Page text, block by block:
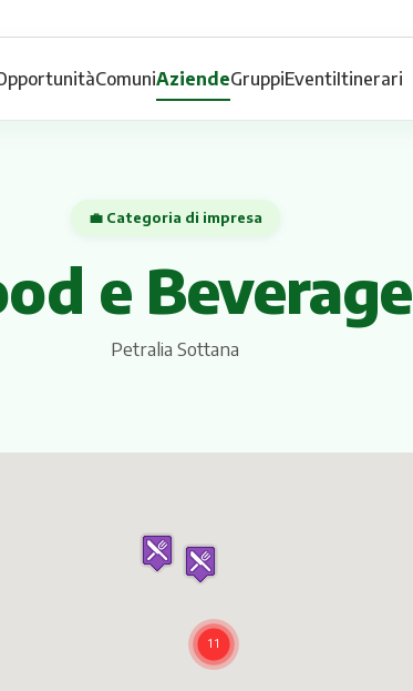
ComuniAziendeGruppiEventiItinerari
💼 Categoria di impresa
e Beverage
Petralia Sottana